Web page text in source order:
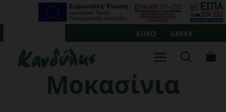
ιστότοπος
περιλαμβάνει
σύστημα
EURO GREEK
Μοκασίνια